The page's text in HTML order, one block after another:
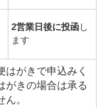
2営業日後に投函し
ます
がきで申込みく
がきの場合は承る
ん。